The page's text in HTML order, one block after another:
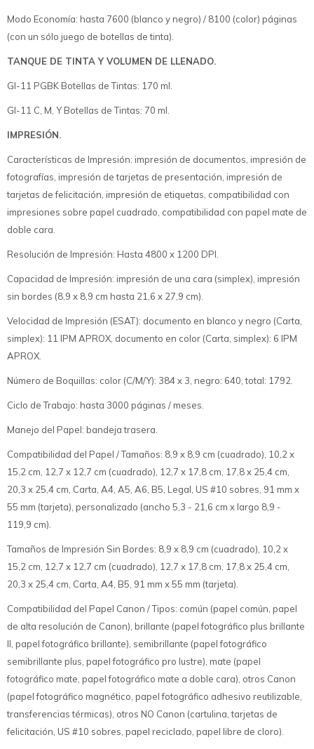
Modo Economía: hasta 7600 (blanco y negro) / 8100 (color) páginas
(con un sólo juego de botellas de tinta).
TANQUE DE TINTA Y VOLUMEN DE LLENADO.
GI-11 PGBK Botellas de Tintas: 170 ml.
GI-11 C, M, Y Botellas de Tintas: 70 ml.
IMPRESIÓN.
Características de Impresión: impresión de documentos, impresión de
fotografías, impresión de tarjetas de presentación, impresión de
tarjetas de felicitación, impresión de etiquetas, compatibilidad con
impresiones sobre papel cuadrado, compatibilidad con papel mate de
doble cara.
Resolución de Impresión: Hasta 4800 x 1200 DPI.
Capacidad de Impresión: impresión de una cara (simplex), impresión
sin bordes (8,9 x 8,9 cm hasta 21,6 x 27,9 cm).
Velocidad de Impresión (ESAT): documento en blanco y negro (Carta,
simplex): 11 IPM APROX, documento en color (Carta, simplex): 6 IPM
APROX.
Número de Boquillas: color (C/M/Y): 384 x 3, negro: 640, total: 1792.
Ciclo de Trabajo: hasta 3000 páginas / meses.
Manejo del Papel: bandeja trasera.
Compatibilidad del Papel / Tamaños: 8,9 x 8,9 cm (cuadrado), 10,2 x
15,2 cm, 12,7 x 12,7 cm (cuadrado), 12,7 x 17,8 cm, 17,8 x 25,4 cm,
20,3 x 25,4 cm, Carta, A4, A5, A6, B5, Legal, US #10 sobres, 91 mm x
55 mm (tarjeta), personalizado (ancho 5,3 - 21,6 cm x largo 8,9 -
119,9 cm).
Tamaños de Impresión Sin Bordes: 8,9 x 8,9 cm (cuadrado), 10,2 x
15,2 cm, 12,7 x 12,7 cm (cuadrado), 12,7 x 17,8 cm, 17,8 x 25,4 cm,
20,3 x 25,4 cm, Carta, A4, B5, 91 mm x 55 mm (tarjeta).
Compatibilidad del Papel Canon / Tipos: común (papel común, papel
de alta resolución de Canon), brillante (papel fotográfico plus brillante
II, papel fotográfico brillante), semibrillante (papel fotográfico
semibrillante plus, papel fotográfico pro lustre), mate (papel
fotográfico mate, papel fotográfico mate a doble cara), otros Canon
(papel fotográfico magnético, papel fotográfico adhesivo reutilizable,
transferencias térmicas), otros NO Canon (cartulina, tarjetas de
felicitación, US #10 sobres, papel reciclado, papel libre de cloro).